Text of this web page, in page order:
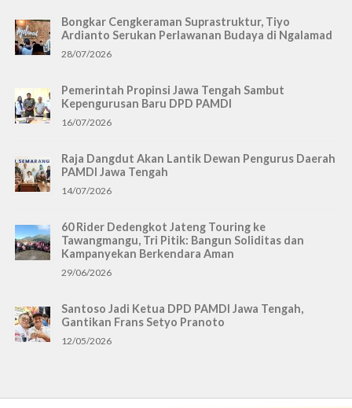
Bongkar Cengkeraman Suprastruktur, Tiyo
Ardianto Serukan Perlawanan Budaya di Ngalamad
28/07/2026
Pemerintah Propinsi Jawa Tengah Sambut
Kepengurusan Baru DPD PAMDI
16/07/2026
Raja Dangdut Akan Lantik Dewan Pengurus Daerah
PAMDI Jawa Tengah
14/07/2026
60 Rider Dedengkot Jateng Touring ke
Tawangmangu, Tri Pitik: Bangun Soliditas dan
Kampanyekan Berkendara Aman
29/06/2026
Santoso Jadi Ketua DPD PAMDI Jawa Tengah,
Gantikan Frans Setyo Pranoto
12/05/2026